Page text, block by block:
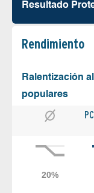
Resultado
Rendimiento
Ralentización
populares